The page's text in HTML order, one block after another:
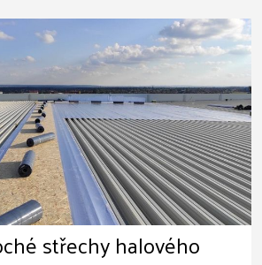
střechy halového